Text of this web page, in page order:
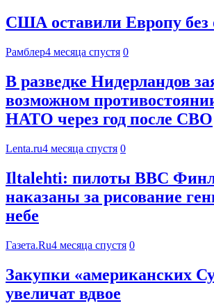
США оставили Европу без
Рамблер4 месяца спустя 0
В разведке Нидерландов
возможном
НАТО через год после СВО
Lenta.ru4 месяца спустя 0
Iltalehti: пилоты ВВС
наказаны за рисование
небе
Газета.Ru4 месяца спустя 0
Закупки «американских
увеличат вдвое